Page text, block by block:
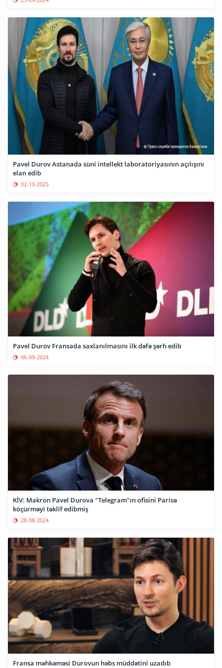
Pavel Durov Astanada süni intellekt laboratoriyasının açılışını
elan edib
02-10-2025
Pavel Durov Fransada saxlanılmasını ilk dəfə şərh edib
06-09-2024
KİV: Makron Pavel Durova "Telegram"ın ofisini Parisə
köçürməyi təklif edibmiş
28-08-2024
Fransa məhkəməsi Durovun həbs müddətini uzadıb